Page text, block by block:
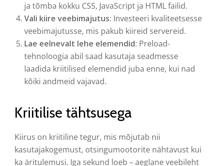
ja tõmba kokku CSS, JavaScript ja HTML failid.
Vali kiire veebimajutus: Investeeri kvaliteetsesse
veebimajutusse, mis pakub kiireid servereid.
Lae eelnevalt lehe elemendid: Preload-
tehnoloogia abil saad kasutaja seadmesse
laadida kriitilised elemendid juba enne, kui nad
kõiki andmeid vajavad.
Kriitilise tähtsusega
Kiirus on kriitiline tegur, mis mõjutab nii
kasutajakogemust, otsingumootorite nähtavust kui
ka äritulemusi. Iga sekund loeb – aeglane veebileht